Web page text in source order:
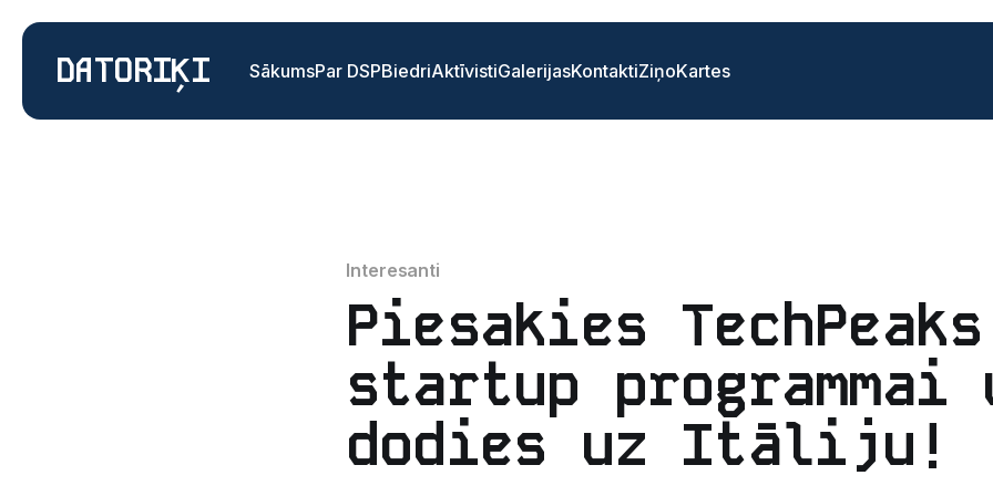
DATORIĶI SākumsPar DSPBiedriAktīvistiGalerijasKontaktiZiņoKartes
Interesanti
Piesakies TechPeaks
startup programmai
dodies uz Itāliju!